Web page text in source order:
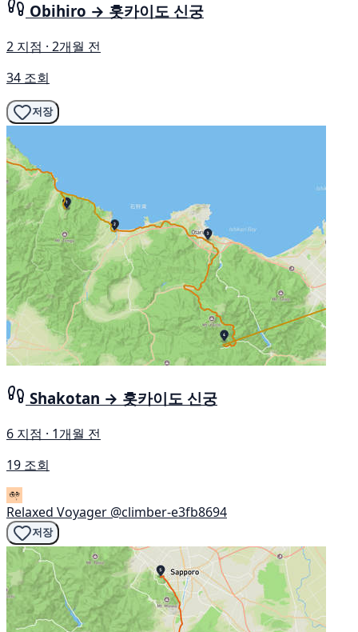
Obihiro → 홋카이도 신궁
2 지점 · 2개월 전
34 조회
저장
Shakotan → 홋카이도 신궁
6 지점 · 1개월 전
19 조회
Relaxed Voyager @climber-e3fb8694
저장